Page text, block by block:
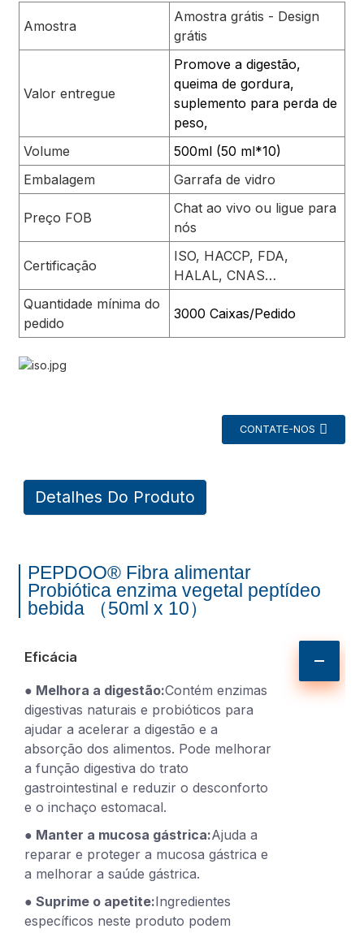
Amostra
Amostra grátis - Design
grátis
Valor entregue
Promove a digestão,
queima de gordura,
suplemento para perda de
peso,
Volume
500ml (50 ml*10)
Embalagem
Garrafa de vidro
Preço FOB
Chat ao vivo ou ligue para
nós
Certificação
ISO, HACCP, FDA,
HALAL, CNAS…
Quantidade mínima do
pedido
3000 Caixas/Pedido
CONTATE-NOS
Detalhes Do Produto
PEPDOO® Fibra alimentar
Probiótica enzima vegetal peptídeo
bebida （50ml x 10）
Eficácia
● Melhora a digestão:Contém enzimas
digestivas naturais e probióticos para
ajudar a acelerar a digestão e a
absorção dos alimentos. Pode melhorar
a função digestiva do trato
gastrointestinal e reduzir o desconforto
e o inchaço estomacal.
● Manter a mucosa gástrica:Ajuda a
reparar e proteger a mucosa gástrica e
a melhorar a saúde gástrica.
● Suprime o apetite:Ingredientes
específicos neste produto podem